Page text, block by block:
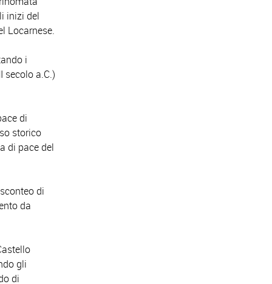
inizi del
Locarnese.
i
secolo a.C.)
di
storico
di pace del
di
da
gli
di